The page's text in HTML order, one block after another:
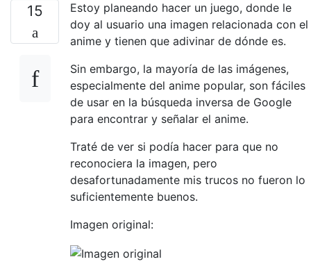
15
Estoy planeando hacer un juego, donde le
doy al usuario una imagen relacionada con el
anime y tienen que adivinar de dónde es.
Sin embargo, la mayoría de las imágenes,
especialmente del anime popular, son fáciles
de usar en la búsqueda inversa de Google
para encontrar y señalar el anime.
Traté de ver si podía hacer para que no
reconociera la imagen, pero
desafortunadamente mis trucos no fueron lo
suficientemente buenos.
Imagen original: